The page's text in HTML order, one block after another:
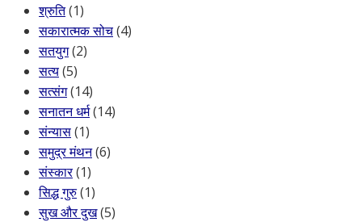
श्रुति(1)
सकारात्मक सोच(4)
सतयुग(2)
सत्य(5)
सत्संग(14)
सनातन धर्म(14)
संन्यास(1)
समुद्र मंथन(6)
संस्कार(1)
सिद्ध गुरु(1)
सुख और दुख(5)